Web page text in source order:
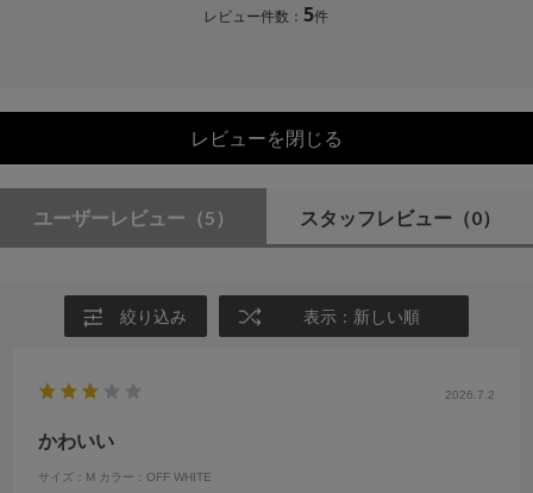
レビュー件数： 5件
レビューを閉じる
ユーザーレビュー （5） スタッフレビュー （0）
絞り込み 表示：新しい順
2026.7.2
かわいい
サイズ：M カラー：OFF WHITE